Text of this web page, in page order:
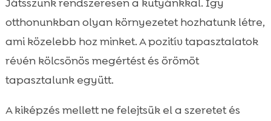
otthonunkban olyan környezetet hozhatunk létre,
ami közelebb hoz minket. A pozitív tapasztalatok
révén kölcsönös megértést és örömöt
tapasztalunk együtt.
A kiképzés mellett ne felejtsük el a szeretet és